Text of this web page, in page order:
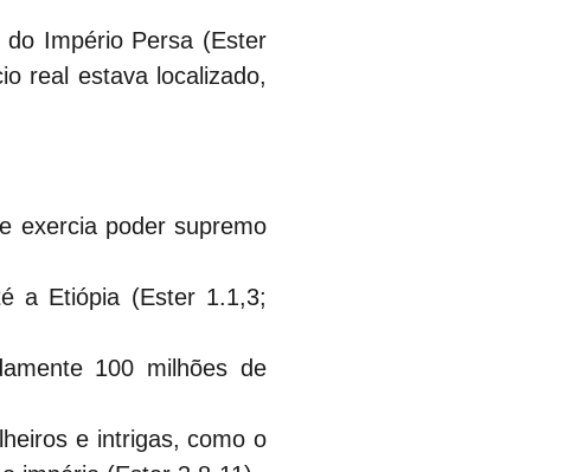
Império Persa (Ester
real estava localizado,
exercia poder supremo
a Etiópia (Ester 1.1,3;
100 milhões de
e intrigas, como o